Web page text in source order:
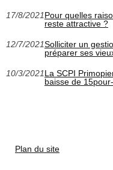
17/8/2021Pour quelles
reste attractive ?
12/7/2021Solliciter un
préparer ses
10/3/2021La SCPI
baisse de
Plan du site